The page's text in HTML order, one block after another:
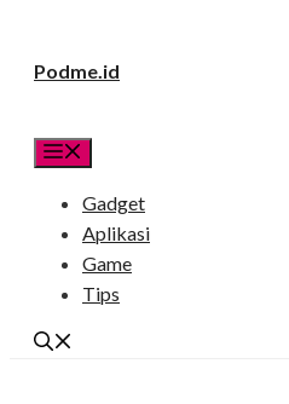
Podme.id
Gadget
Aplikasi
Game
Tips